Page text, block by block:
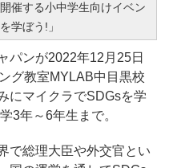
催する小中学生向けイベン
学ぼう!」
パンが2022年12月25日
グ教室MYLAB中目黒校
にマイクラでSDGsを学
3年～6年生まで。
で総理大臣や外交官とい